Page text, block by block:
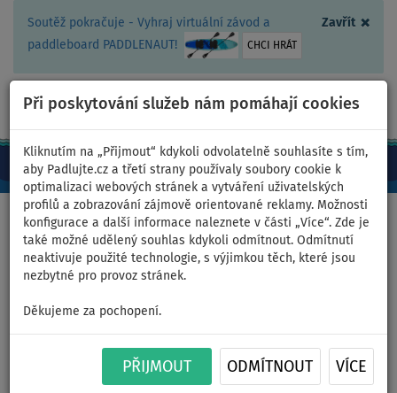
Zavřít ×
Soutěž pokračuje - Vyhraj virtuální závod a
paddleboard PADDLENAUT!
CHCI HRÁT
Při poskytování služeb nám pomáhají cookies
Kliknutím na „Přijmout“ kdykoli odvolatelně souhlasíte s tím,
aby Padlujte.cz a třetí strany používaly soubory cookie k
optimalizaci webových stránek a vytváření uživatelských
profilů a zobrazování zájmově orientované reklamy. Možnosti
konfigurace a další informace naleznete v části „Více“. Zde je
také možné udělený souhlas kdykoli odmítnout. Odmítnutí
neaktivuje použité technologie, s výjimkou těch, které jsou
nezbytné pro provoz stránek.
Děkujeme za pochopení.
PŘIJMOUT ODMÍTNOUT VÍCE
CZ/Kč +420 467 409 090 0ks
Domů >Nafukovací paddleboardy >Velké rodinné
Paddleboard F2 SECTOR 12'2
BLUE komplet s plachtou -
nafukovací - plocha: 5,0m